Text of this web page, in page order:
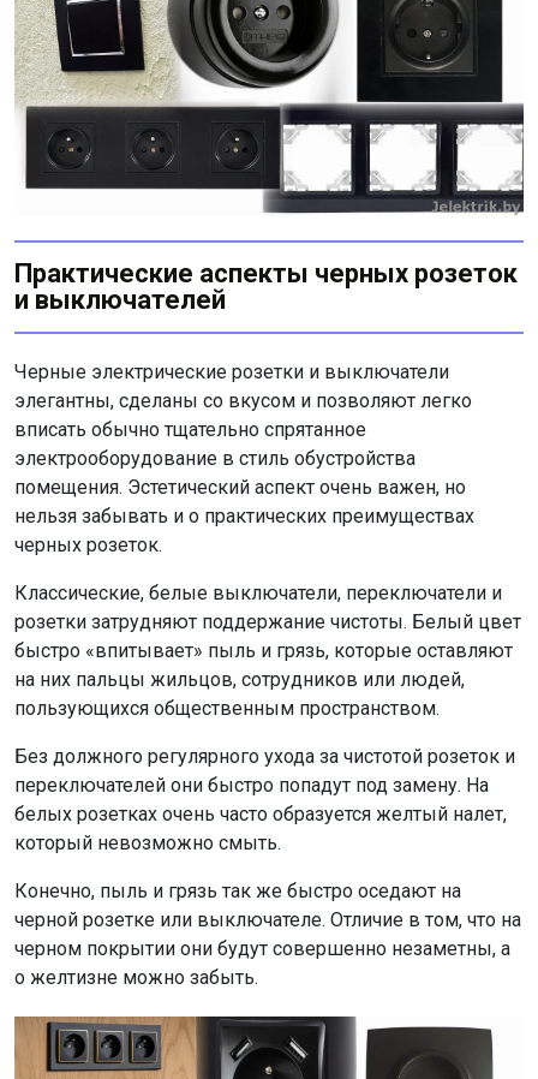
Практические аспекты черных розеток
и выключателей
Черные электрические розетки и выключатели
элегантны, сделаны со вкусом и позволяют легко
вписать обычно тщательно спрятанное
электрооборудование в стиль обустройства
помещения. Эстетический аспект очень важен, но
нельзя забывать и о практических преимуществах
черных розеток.
Классические, белые выключатели, переключатели и
розетки затрудняют поддержание чистоты. Белый цвет
быстро «впитывает» пыль и грязь, которые оставляют
на них пальцы жильцов, сотрудников или людей,
пользующихся общественным пространством.
Без должного регулярного ухода за чистотой розеток и
переключателей они быстро попадут под замену. На
белых розетках очень часто образуется желтый налет,
который невозможно смыть.
Конечно, пыль и грязь так же быстро оседают на
черной розетке или выключателе. Отличие в том, что на
черном покрытии они будут совершенно незаметны, а
о желтизне можно забыть.